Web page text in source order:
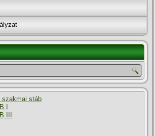
szakmai stáb
I
III